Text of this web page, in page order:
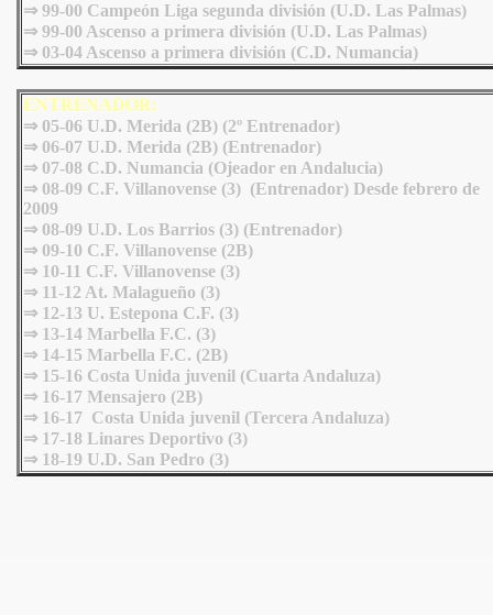
⇒ 99-00 Campeón Liga segunda división (U.D. Las Palmas)
⇒ 99-00 Ascenso a primera división (U.D. Las Palmas)
⇒ 03-04 Ascenso a primera división (C.D. Numancia)
ENTRENADOR:
⇒ 05-06 U.D. Merida (2B) (2º Entrenador)
⇒ 06-07 U.D. Merida (2B) (Entrenador)
⇒ 07-08 C.D. Numancia (Ojeador en Andalucia)
⇒ 08-09 C.F. Villanovense (3) (Entrenador) Desde febrero de
2009
⇒ 08-09 U.D. Los Barrios (3) (Entrenador)
⇒ 09-10 C.F. Villanovense (2B)
⇒ 10-11 C.F. Villanovense (3)
⇒ 11-12 At. Malagueño (3)
⇒ 12-13 U. Estepona C.F. (3)
⇒ 13-14 Marbella F.C. (3)
⇒ 14-15 Marbella F.C. (2B)
⇒ 15-16 Costa Unida juvenil (Cuarta Andaluza)
⇒ 16-17 Mensajero (2B)
⇒ 16-17 Costa Unida juvenil (Tercera Andaluza)
⇒ 17-18 Linares Deportivo (3)
⇒ 18-19 U.D. San Pedro (3)